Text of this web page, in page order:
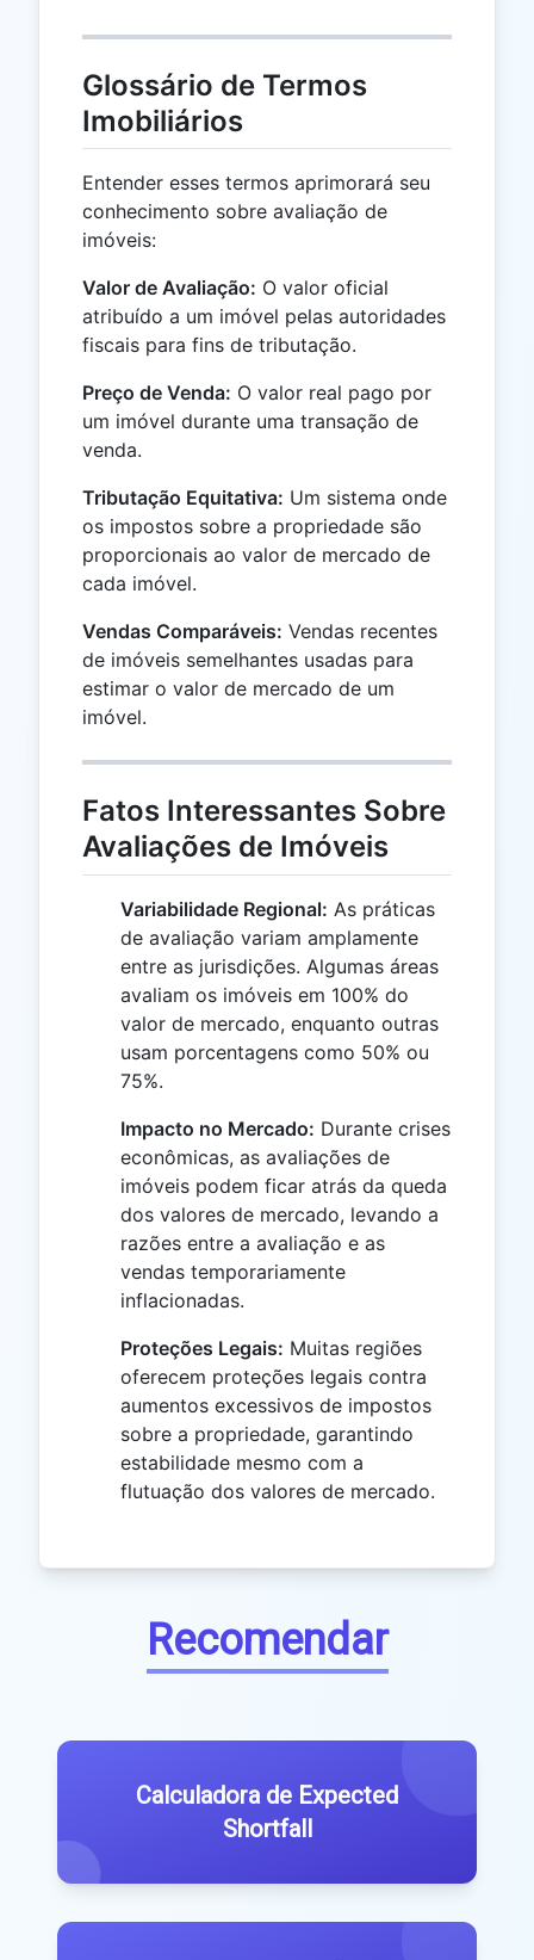
Glossário de Termos
Imobiliários
Entender esses termos aprimorará seu
conhecimento sobre avaliação de
imóveis:
Valor de Avaliação: O valor oficial
atribuído a um imóvel pelas autoridades
fiscais para fins de tributação.
Preço de Venda: O valor real pago por
um imóvel durante uma transação de
venda.
Tributação Equitativa: Um sistema onde
os impostos sobre a propriedade são
proporcionais ao valor de mercado de
cada imóvel.
Vendas Comparáveis: Vendas recentes
de imóveis semelhantes usadas para
estimar o valor de mercado de um
imóvel.
Fatos Interessantes Sobre
Avaliações de Imóveis
Variabilidade Regional: As práticas
de avaliação variam amplamente
entre as jurisdições. Algumas áreas
avaliam os imóveis em 100% do
valor de mercado, enquanto outras
usam porcentagens como 50% ou
75%.
Impacto no Mercado: Durante crises
econômicas, as avaliações de
imóveis podem ficar atrás da queda
dos valores de mercado, levando a
razões entre a avaliação e as
vendas temporariamente
inflacionadas.
Proteções Legais: Muitas regiões
oferecem proteções legais contra
aumentos excessivos de impostos
sobre a propriedade, garantindo
estabilidade mesmo com a
flutuação dos valores de mercado.
Recomendar
Calculadora de Expected
Shortfall